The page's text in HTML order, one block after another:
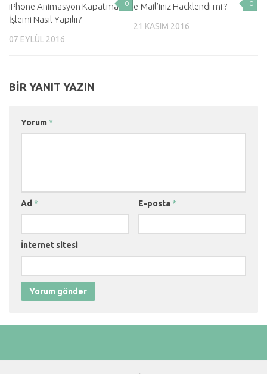
0
iPhone Animasyon Kapatma
İşlemi Nasıl Yapılır?
07 EYLÜL 2016
0
e-Mail’iniz Hacklendi mi ?
21 KASIM 2016
BIR YANIT YAZIN
Yorum *
Ad * E-posta *
İnternet sitesi